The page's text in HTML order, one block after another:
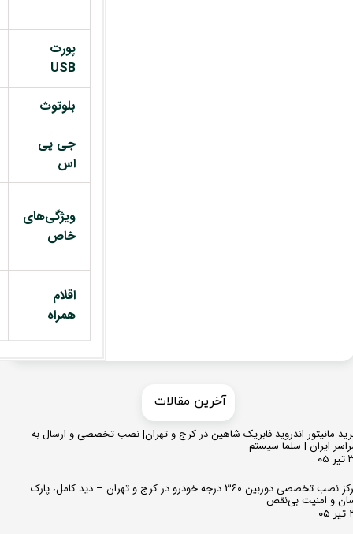
پورت
USB
بلوتوث
جی پی
اس
ویژگی‌های
خاص
اقلام
همراه
مانیتور اندروید فابریک شاهین در کرج و تهران| نصب تخصصی و ارسال به
ایران | سلما سیستم
مرکز نصب تخصصی دوربین ۳۶۰ درجه خودرو در کرج و تهران – دید کامل، پارک
و امنیت بی‌نقص
​​آخرین مقالات